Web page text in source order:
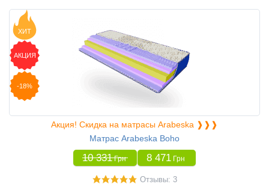
ХИТ
АКЦИЯ
-18%
Акция! Скидка на матрасы Arabeska ❱❱❱
Матрас Arabeska Boho
10 331 Грн 8 471 Грн
Отзывы: 3